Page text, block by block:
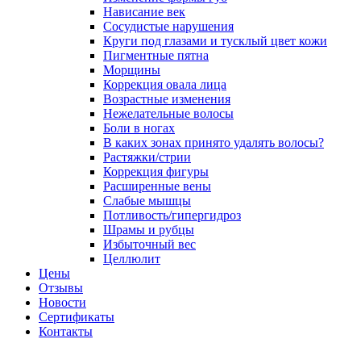
Нависание век
Сосудистые нарушения
Круги под глазами и тусклый цвет кожи
Пигментные пятна
Морщины
Коррекция овала лица
Возрастные изменения
Нежелательные волосы
Боли в ногах
В каких зонах принято удалять волосы?
Растяжки/стрии
Коррекция фигуры
Расширенные вены
Слабые мышцы
Потливость/гипергидроз
Шрамы и рубцы
Избыточный вес
Целлюлит
Цены
Отзывы
Новости
Сертификаты
Контакты